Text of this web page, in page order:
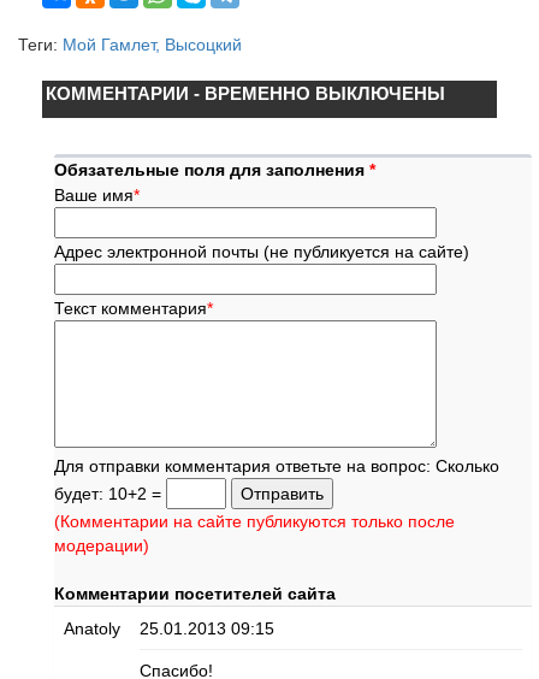
Теги: Мой Гамлет, Высоцкий
КОММЕНТАРИИ - ВРЕМЕННО ВЫКЛЮЧЕНЫ
Обязательные поля для заполнения *
Ваше имя*
Адрес электронной почты (не публикуется на сайте)
Текст комментария*
Для отправки комментария ответьте на вопрос: Сколько
будет: 10+2 =
(Комментарии на сайте публикуются только после
модерации)
Комментарии посетителей сайта
Anatoly
25.01.2013 09:15
Спасибо!